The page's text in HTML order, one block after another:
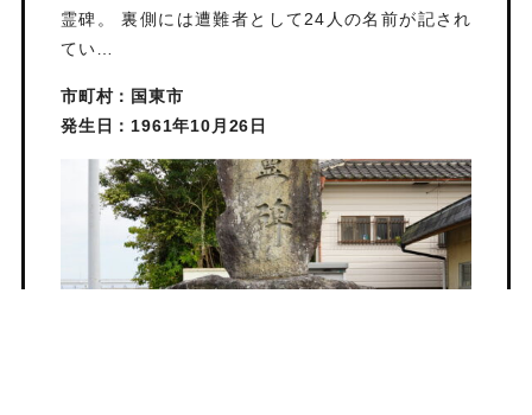
霊碑。 裏側には遭難者として24人の名前が記され
てい…
市町村：国東市
発生日：1961年10月26日